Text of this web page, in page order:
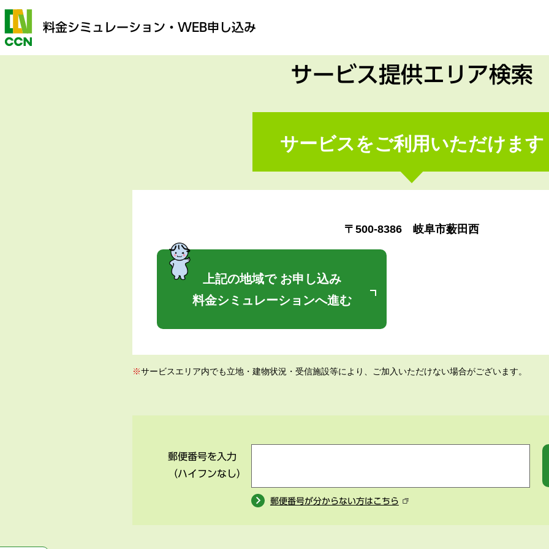
料金シミュレーション ・WEB申し込み
サービス提供エリア検索
サービスをご利用いただけます
〒500-8386 岐阜市薮田西
上記の地域で お申し込み
料金シミュレーションへ進む
※サービスエリア内でも立地・建物状況・受信施設等により、ご加入いただけない場合がございます。
郵便番号を入力
（ハイフンなし）
郵便番号が分からない方はこちら